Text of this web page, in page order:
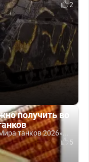
2
получить во
танков 2026»...
5